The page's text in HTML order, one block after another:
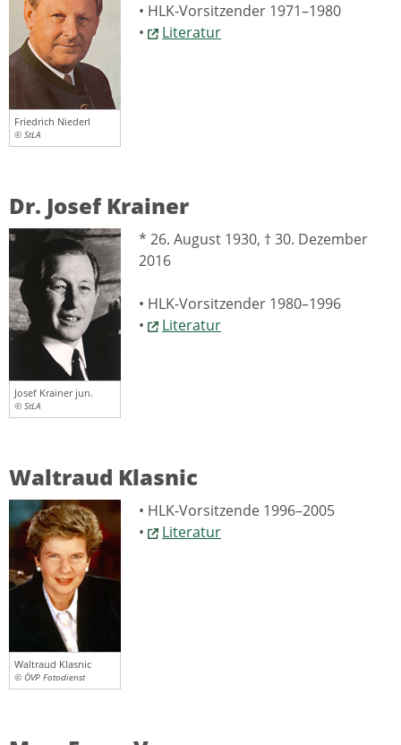
Friedrich Niederl
© StLA
• HLK-Vorsitzender 1971–1980
•
Literatur
Dr. Josef Krainer
Josef Krainer jun.
© StLA
* 26. August 1930, † 30. Dezember
2016
• HLK-Vorsitzender 1980–1996
•
Literatur
Waltraud Klasnic
Waltraud Klasnic
© ÖVP Fotodienst
• HLK-Vorsitzende 1996–2005
•
Literatur